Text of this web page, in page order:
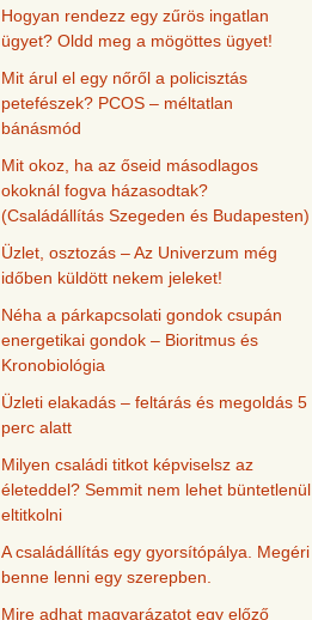
Hogyan rendezz egy zűrös ingatlan
ügyet? Oldd meg a mögöttes ügyet!
Mit árul el egy nőről a policisztás
petefészek? PCOS – méltatlan
bánásmód
Mit okoz, ha az őseid másodlagos
okoknál fogva házasodtak?
(Családállítás Szegeden és Budapesten)
Üzlet, osztozás – Az Univerzum még
időben küldött nekem jeleket!
Néha a párkapcsolati gondok csupán
energetikai gondok – Bioritmus és
Kronobiológia
Üzleti elakadás – feltárás és megoldás 5
perc alatt
Milyen családi titkot képviselsz az
életeddel? Semmit nem lehet büntetlenül
eltitkolni
A családállítás egy gyorsítópálya. Megéri
benne lenni egy szerepben.
Mire adhat magyarázatot egy előző